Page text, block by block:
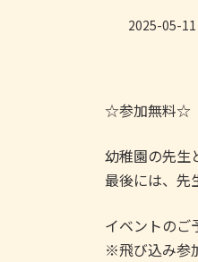
2025-05-11
☆参加無料☆
幼稚園の先生
最後には、
イベントのご
※飛び込み参